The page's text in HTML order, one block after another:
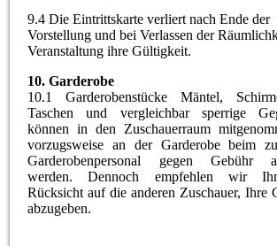
9.4 Die Eintrittskarte verliert nach Ende der
Vorstellung und bei Verlassen der
Veranstaltung ihre Gültigkeit.
10.Garderobe
10.1 Garderobenstücke Mäntel,
Taschen und vergleichbar sperrige
können in den Zuschauerraum
vorzugsweise an der Garderobe beim
Garderobenpersonal gegen Gebühr
werden. Dennoch empfehlen wir
Rücksicht auf die anderen Zuschauer, Ihre
abzugeben.